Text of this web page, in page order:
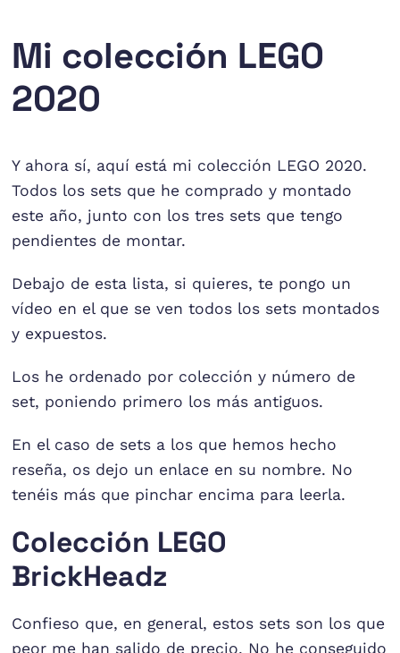
Mi colección LEGO
2020
Y ahora sí, aquí está mi colección LEGO 2020.
Todos los sets que he comprado y montado
este año, junto con los tres sets que tengo
pendientes de montar.
Debajo de esta lista, si quieres, te pongo un
vídeo en el que se ven todos los sets montados
y expuestos.
Los he ordenado por colección y número de
set, poniendo primero los más antiguos.
En el caso de sets a los que hemos hecho
reseña, os dejo un enlace en su nombre. No
tenéis más que pinchar encima para leerla.
Colección LEGO
BrickHeadz
Confieso que, en general, estos sets son los que
peor me han salido de precio. No he conseguido